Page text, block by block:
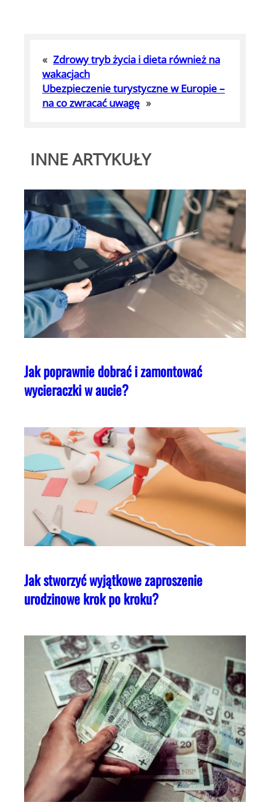
« Zdrowy tryb życia i dieta również na
wakacjach
Ubezpieczenie turystyczne w Europie –
na co zwracać uwagę »
INNE ARTYKUŁY
Jak poprawnie dobrać i zamontować
wycieraczki w aucie?
Jak stworzyć wyjątkowe zaproszenie
urodzinowe krok po kroku?